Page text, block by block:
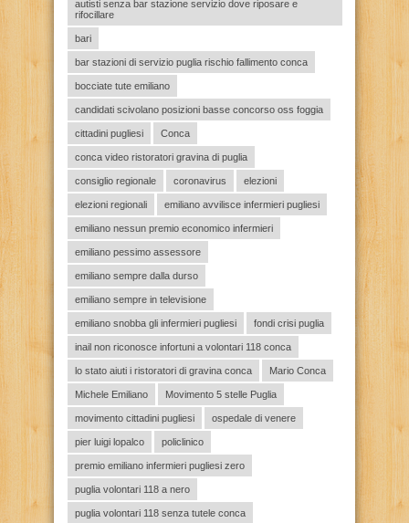
autisti senza bar stazione servizio dove riposare e
rifocillare
bari
bar stazioni di servizio puglia rischio fallimento conca
bocciate tute emiliano
candidati scivolano posizioni basse concorso oss foggia
cittadini pugliesi Conca
conca video ristoratori gravina di puglia
consiglio regionale coronavirus elezioni
elezioni regionali emiliano avvilisce infermieri pugliesi
emiliano nessun premio economico infermieri
emiliano pessimo assessore
emiliano sempre dalla durso
emiliano sempre in televisione
emiliano snobba gli infermieri pugliesi fondi crisi puglia
inail non riconosce infortuni a volontari 118 conca
lo stato aiuti i ristoratori di gravina conca Mario Conca
Michele Emiliano Movimento 5 stelle Puglia
movimento cittadini pugliesi ospedale di venere
pier luigi lopalco policlinico
premio emiliano infermieri pugliesi zero
puglia volontari 118 a nero
puglia volontari 118 senza tutele conca